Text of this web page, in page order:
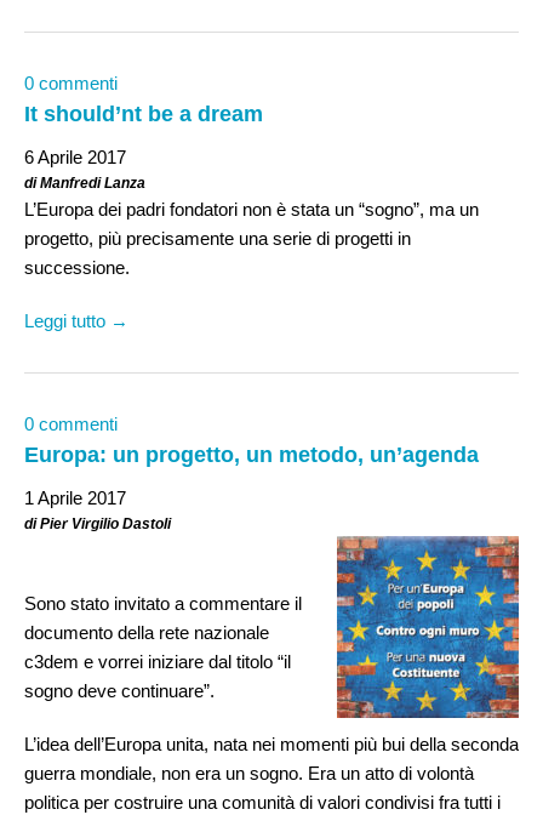
0 commenti
It should’nt be a dream
6 Aprile 2017
di Manfredi Lanza
L’Europa dei padri fondatori non è stata un “sogno”, ma un
progetto, più precisamente una serie di progetti in
successione.
Leggi tutto →
0 commenti
Europa: un progetto, un metodo, un’agenda
1 Aprile 2017
di Pier Virgilio Dastoli
Sono stato invitato a commentare il
documento della rete nazionale
c3dem e vorrei iniziare dal titolo “il
sogno deve continuare”.
L’idea dell’Europa unita, nata nei momenti più bui della seconda
guerra mondiale, non era un sogno. Era un atto di volontà
politica per costruire una comunità di valori condivisi fra tutti i